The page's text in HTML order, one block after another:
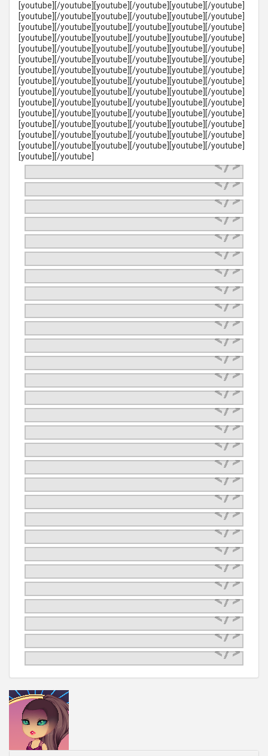
[youtube][/youtube][youtube][/youtube][youtube][/youtube]
[youtube][/youtube][youtube][/youtube][youtube][/youtube]
[youtube][/youtube][youtube][/youtube][youtube][/youtube]
[youtube][/youtube][youtube][/youtube][youtube][/youtube]
[youtube][/youtube][youtube][/youtube][youtube][/youtube]
[youtube][/youtube][youtube][/youtube][youtube][/youtube]
[youtube][/youtube][youtube][/youtube][youtube][/youtube]
[youtube][/youtube][youtube][/youtube][youtube][/youtube]
[youtube][/youtube][youtube][/youtube][youtube][/youtube]
[youtube][/youtube][youtube][/youtube][youtube][/youtube]
[youtube][/youtube][youtube][/youtube][youtube][/youtube]
[youtube][/youtube][youtube][/youtube][youtube][/youtube]
[youtube][/youtube][youtube][/youtube][youtube][/youtube]
[youtube][/youtube][youtube][/youtube][youtube][/youtube]
[youtube][/youtube]